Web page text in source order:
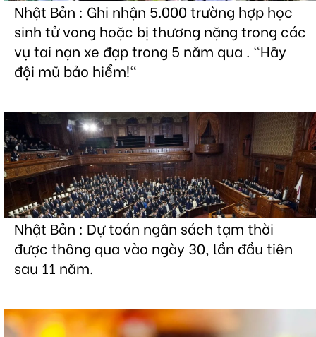
Nhật Bản : Ghi nhận 5.000 trường hợp học
sinh tử vong hoặc bị thương nặng trong các
vụ tai nạn xe đạp trong 5 năm qua . "Hãy
đội mũ bảo hiểm!"
Nhật Bản : Dự toán ngân sách tạm thời
được thông qua vào ngày 30, lần đầu tiên
sau 11 năm.